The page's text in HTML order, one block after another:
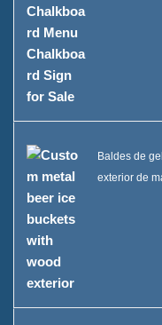
Baldes de
exterior de